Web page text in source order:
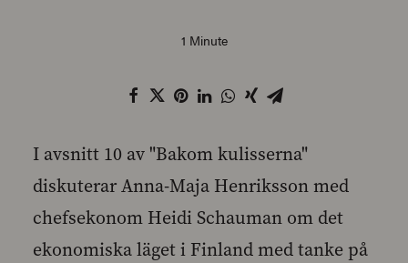
1 Minute
I avsnitt 10 av "Bakom kulisserna"
diskuterar Anna-Maja Henriksson med
chefsekonom Heidi Schauman om det
ekonomiska läget i Finland med tanke på